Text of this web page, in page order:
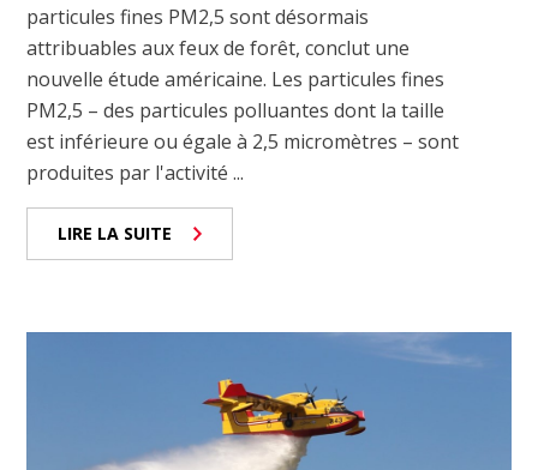
particules fines PM2,5 sont désormais
attribuables aux feux de forêt, conclut une
nouvelle étude américaine. Les particules fines
PM2,5 – des particules polluantes dont la taille
est inférieure ou égale à 2,5 micromètres – sont
produites par l'activité ...
LIRE LA SUITE